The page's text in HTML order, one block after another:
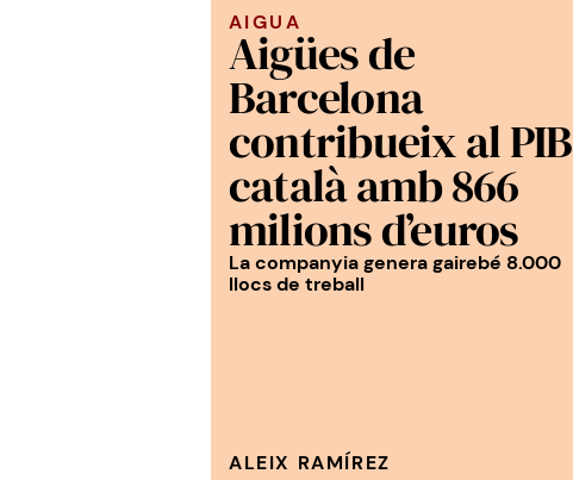
AIGUA
Aigües de
Barcelona
contribueix al PIB
català amb 866
milions d’euros
La companyia genera gairebé 8.000
llocs de treball
ALEIX RAMÍREZ